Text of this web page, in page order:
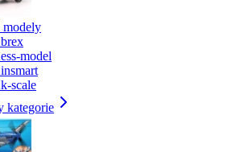
model
scale
kategorie